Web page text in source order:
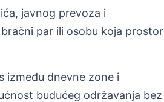
javnog prevoza i
par ili osobu koja prostor
između dnevne zone i
budućeg održavanja bez